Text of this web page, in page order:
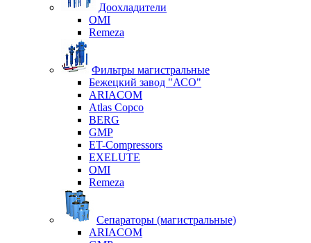
Доохладители
OMI
Remeza
Фильтры магистральные
Бежецкий завод "АСО"
ARIACOM
Atlas Copco
BERG
GMP
ET-Compressors
EXELUTE
OMI
Remeza
Сепараторы (магистральные)
ARIACOM